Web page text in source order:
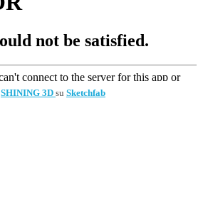
SHINING 3D su Sketchfab